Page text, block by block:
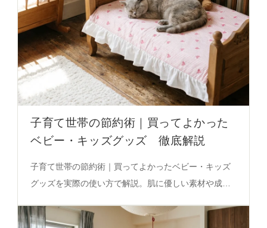
子育て世帯の節約術｜買ってよかった
ベビー・キッズグッズ 徹底解説
子育て世帯の節約術｜買ってよかったベビー・キッズ
グッズを実際の使い方で解説。肌に優しい素材や成長